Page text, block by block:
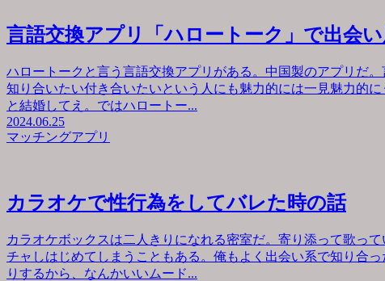
言語交換アプリ「ハロートーク」で出会
ハロートークと言う言語交換アプリがある。中国製のアプリだ
知り合いたい付き合いたいという人にも魅力的には一見魅力的
と結婚してえ。ではハロートー...
2024.06.25
マッチングアプリ
カラオケで性行為をしてバレた時の話
カラオケボックスは二人きりになれる密室だ。寄り添って歌っ
チャしはじめてしまうこともある。俺もよく出会い系で知り合
りするから、なんかいいムード...